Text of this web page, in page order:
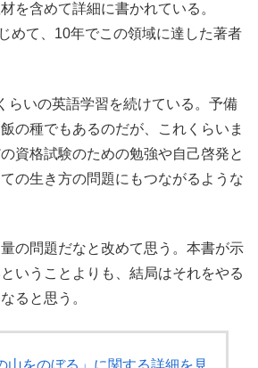
を含めて詳細に書かれている。
めて、10年でこの領域に達した著者
らいの英語学習を続けている。予備
の種でもあるのだが、これくらいま
資格試験のための勉強や自己啓発と
の生き方の問題にもつながるような
の問題だなと改めて思う。本書が示
いうことよりも、結局はそれをやる
ると思う。